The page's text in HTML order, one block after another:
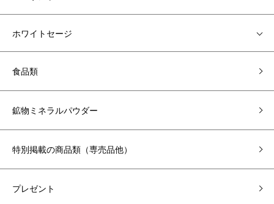
ホワイトセージ
食品類
鉱物ミネラルパウダー
特別掲載の商品類（専売品他）
プレゼント